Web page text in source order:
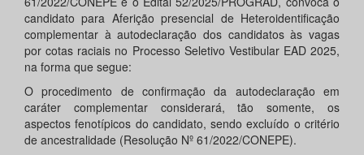
candidato para Aferição presencial de Heteroidentificação
complementar à autodeclaração dos candidatos às vagas
por cotas raciais no Processo Seletivo Vestibular EAD 2025,
na forma que segue:
O procedimento de confirmação da autodeclaração em
caráter complementar considerará, tão somente, os
aspectos fenotípicos do candidato, sendo excluído o critério
de ancestralidade (Resolução Nº 61/2022/CONEPE).